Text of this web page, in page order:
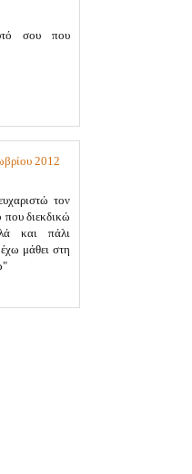
σου που
2012
τον
που διεκδικώ
και πάλι
μάθει στη